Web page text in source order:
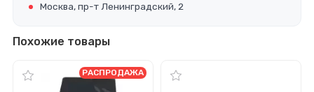
Москва, пр-т Ленинградский, 2
Похожие товары
РАСПРОДАЖА